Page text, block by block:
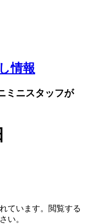
情報
ミニスタッフが
ています。閲覧する
い。